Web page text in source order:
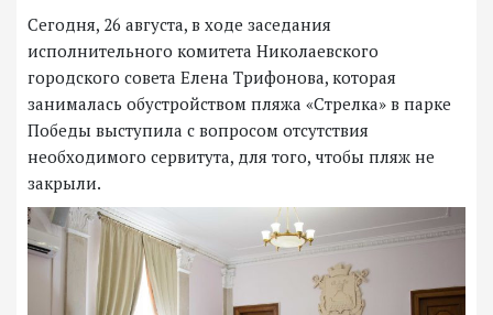
Сегодня, 26 августа, в ходе заседания
исполнительного комитета Николаевского
городского совета Елена Трифонова, которая
занималась обустройством пляжа «Стрелка» в парке
Победы выступила с вопросом отсутствия
необходимого сервитута, для того, чтобы пляж не
закрыли.